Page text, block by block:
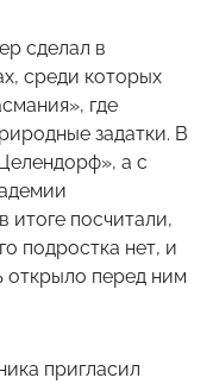
сделал в
среди которых
где
задатки. В
а с
итоге посчитали,
подростка нет, и
открыло перед ним
пригласил